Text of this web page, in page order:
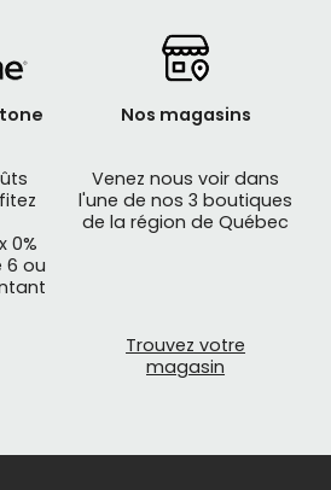
0%
6 ou
Nos magasins
Venez nous voir dans
l'une de nos 3 boutiques
de la région de Québec
Trouvez votre
magasin